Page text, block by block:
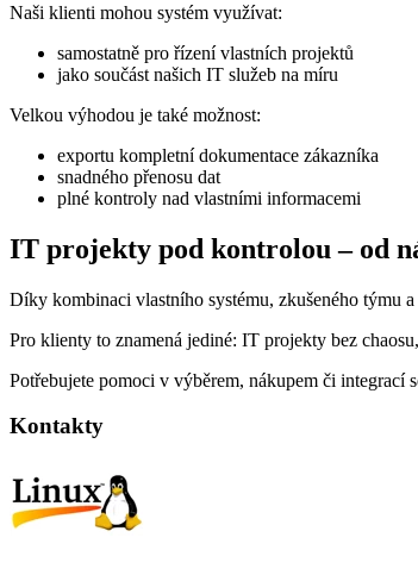
Naši klienti mohou systém využívat:
samostatně pro řízení vlastních projektů
jako součást našich IT služeb na míru
Velkou výhodou je také možnost:
exportu kompletní dokumentace zákazníka
snadného přenosu dat
plné kontroly nad vlastními informacemi
IT projekty pod kontrolou – od
Díky kombinaci vlastního systému, zkušeného týmu
Pro klienty to znamená jediné: IT projekty bez
Potřebujete pomoci v výběrem, nákupem či integrací
Kontakty